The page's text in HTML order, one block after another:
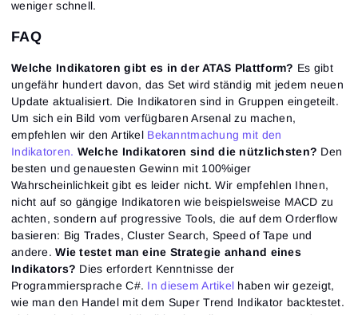
weniger schnell.
FAQ
Welche Indikatoren gibt es in der ATAS Plattform? Es gibt
ungefähr hundert davon, das Set wird ständig mit jedem neuen
Update aktualisiert. Die Indikatoren sind in Gruppen eingeteilt.
Um sich ein Bild vom verfügbaren Arsenal zu machen,
empfehlen wir den Artikel Bekanntmachung mit den
Indikatoren. Welche Indikatoren sind die nützlichsten? Den
besten und genauesten Gewinn mit 100%iger
Wahrscheinlichkeit gibt es leider nicht. Wir empfehlen Ihnen,
nicht auf so gängige Indikatoren wie beispielsweise MACD zu
achten, sondern auf progressive Tools, die auf dem Orderflow
basieren: Big Trades, Cluster Search, Speed ​​​​of Tape und
andere.Wie testet man eine Strategie anhand eines
Indikators? Dies erfordert Kenntnisse der
Programmiersprache C#. In diesem Artikel haben wir gezeigt,
wie man den Handel mit dem Super Trend Indikator backtestet.